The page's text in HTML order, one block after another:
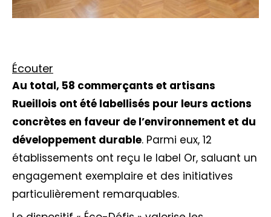
Écouter
Au total, 58 commerçants et artisans
Rueillois ont été labellisés pour leurs actions
concrètes en faveur de l’environnement et du
développement durable. Parmi eux, 12
établissements ont reçu le label Or, saluant un
engagement exemplaire et des initiatives
particulièrement remarquables.